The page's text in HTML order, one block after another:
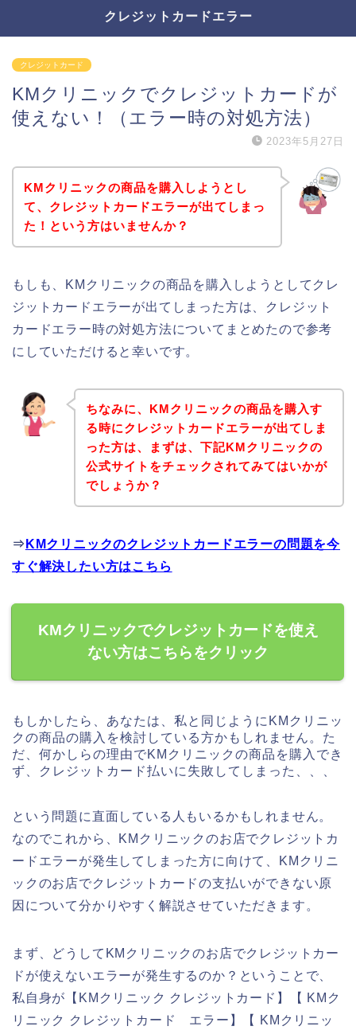
クレジットカードエラー
クレジットカード
KMクリニックでクレジットカードが
使えない！（エラー時の対処方法）
2023年5月27日
KMクリニックの商品を購入しようとし
て、クレジットカードエラーが出てしまっ
た！という方はいませんか？
もしも、KMクリニックの商品を購入しようとしてクレ
ジットカードエラーが出てしまった方は、クレジット
カードエラー時の対処方法についてまとめたので参考
にしていただけると幸いです。
ちなみに、KMクリニックの商品を購入す
る時にクレジットカードエラーが出てしま
った方は、まずは、下記KMクリニックの
公式サイトをチェックされてみてはいかが
でしょうか？
⇒ KMクリニックのクレジットカードエラーの問題を今
すぐ解決したい方はこちら
KMクリニックでクレジットカードを使え
ない方はこちらをクリック
もしかしたら、あなたは、私と同じようにKMクリニッ
クの商品の購入を検討している方かもしれません。た
だ、何かしらの理由でKMクリニックの商品を購入でき
ず、クレジットカード払いに失敗してしまった、、、
という問題に直面している人もいるかもしれません。
なのでこれから、KMクリニックのお店でクレジットカ
ードエラーが発生してしまった方に向けて、KMクリニ
ックのお店でクレジットカードの支払いができない原
因について分かりやすく解説させていただきます。
まず、どうしてKMクリニックのお店でクレジットカー
ドが使えないエラーが発生するのか？ということで、
私自身が【KMクリニック クレジットカード】【 KMク
リニック クレジットカード エラー】【 KMクリニッ